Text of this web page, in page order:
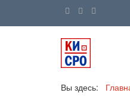
Вы здесь: